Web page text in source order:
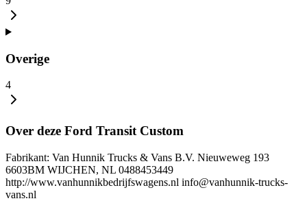
Overige
4
Over deze Ford Transit Custom
Fabrikant: Van Hunnik Trucks & Vans B.V. Nieuweweg 193
6603BM WIJCHEN, NL 0488453449
http://www.vanhunnikbedrijfswagens.nl info@vanhunnik-trucks-
vans.nl